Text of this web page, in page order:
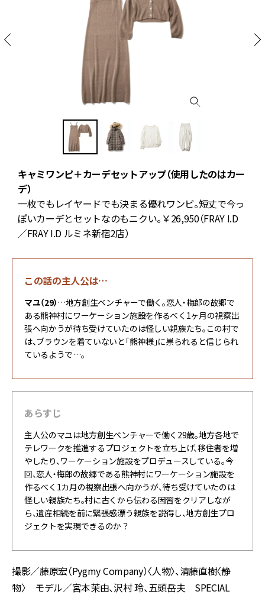
キャミワンピ＋カーデセットアップ（使用したのはカー
デ）
一枚でもレイヤードでも決まる優れワンピ。短丈で今っ
ぽいカーデとセットなのもニクい。￥26,950（FRAY I.D
／FRAY I.D ルミネ新宿2店）
この話の主人公は…
マユ（29）…地方創生ベンチャーで働く。恋人・梅郎の故郷で
ある熊神村にワーケーション施設を作るべく1ヶ月の視察出
張へ向かうが待ち受けていたのは怪しい親族たち。この村で
は、ブラウンを着ていないと「熊神様」に祟られると信じられ
ているようで…。
あらすじ
主人公のマユは地方創生ベンチャーで働く29歳。地方各地で
テレワークを推進するプロジェクトを立ち上げ、移住者を増
やしたり、ワーケーション施設をプロデュースしている。今
回、恋人・梅郎の故郷である熊神村にワーケーション施設を
作るべく1カ月の視察出張へ向かうが、待ち受けていたのは
怪しい親族たち。村に古くから伝わる因習をクリアしなが
ら、遺産相続を前に緊張感漂う親族を説得し、地方創生プロ
ジェクトを実現できるのか？
撮影／藤原宏（Pygmy Company）〈人物〉、清藤直樹〈静
物〉 モデル／宮本茉由、沢村 玲、五頭岳夫 SPECIAL